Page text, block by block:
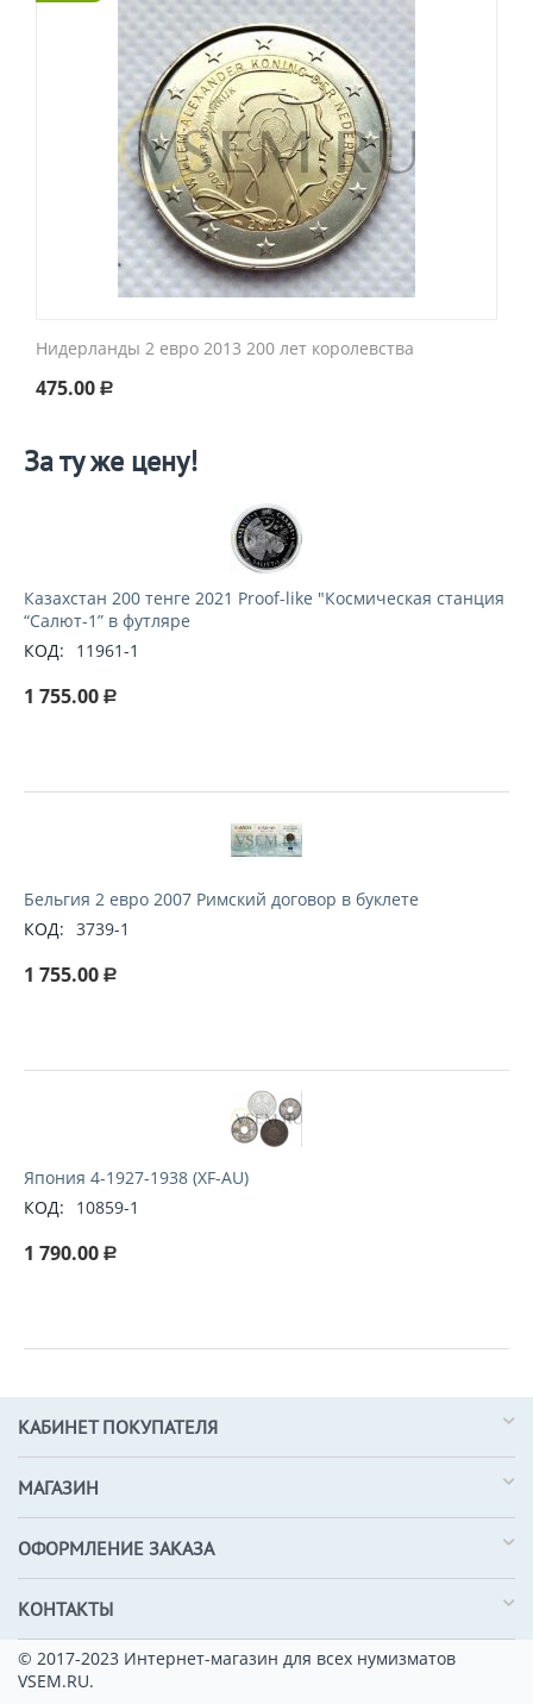
Нидерланды 2 евро 2013 200 лет королевства
475.00 Р
За ту же цену!
Казахстан 200 тенге 2021 Proof-like "Космическая станция
“Салют-1” в футляре
КОД:
11961-1
1 755.00 Р
Бельгия 2 евро 2007 Римский договор в буклете
КОД: 3739-1
1 755.00 Р
Япония 4-1927-1938 (XF-AU)
КОД:
10859-1
1 790.00 Р
КАБИНЕТ ПОКУПАТЕЛЯ
МАГАЗИН
ОФОРМЛЕНИЕ ЗАКАЗА
КОНТАКТЫ
© 2017-2023 Интернет-магазин для всех нумизматов
VSEM.RU.